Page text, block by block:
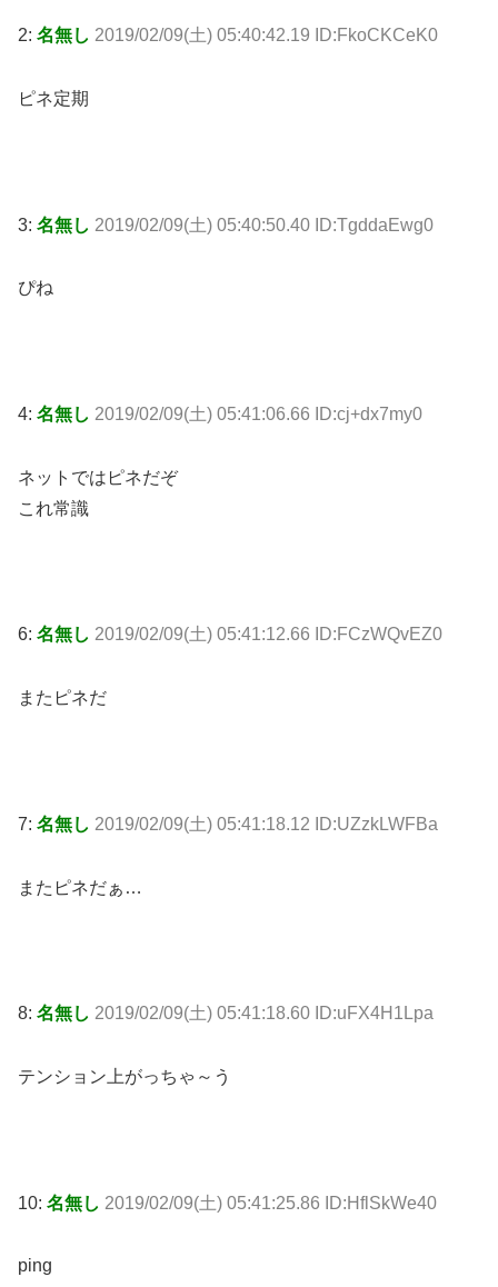
2: 名無し 2019/02/09(土) 05:40:42.19 ID:FkoCKCeK0
ピネ定期
3: 名無し 2019/02/09(土) 05:40:50.40 ID:TgddaEwg0
ぴね
4: 名無し 2019/02/09(土) 05:41:06.66 ID:cj+dx7my0
ネットではピネだぞ
これ常識
6: 名無し 2019/02/09(土) 05:41:12.66 ID:FCzWQvEZ0
またピネだ
7: 名無し 2019/02/09(土) 05:41:18.12 ID:UZzkLWFBa
またピネだぁ…
8: 名無し 2019/02/09(土) 05:41:18.60 ID:uFX4H1Lpa
テンション上がっちゃ～う
10: 名無し 2019/02/09(土) 05:41:25.86 ID:HflSkWe40
ping